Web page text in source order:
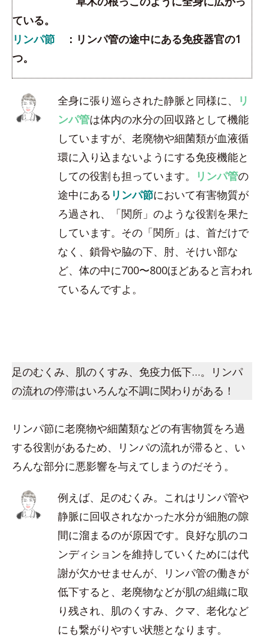
ている。
リンパ節 ：リンパ管の途中にある免疫器官の1
つ。
全身に張り巡らされた静脈と同様に、
リ
ンパ管は体内の水分の回収路として機能
していますが、老廃物や細菌類が血液循
環に入り込まないようにする免疫機能と
しての役割も担っています。
リンパ管の
途中にある リンパ節において有害物質が
ろ過され、「関所」のような役割を果た
しています。その「関所」は、首だけで
なく、鎖骨や脇の下、肘、そけい部な
ど、体の中に700〜800ほどあると言われ
ているんですよ。
足のむくみ、肌のくすみ、免疫力低下…。リンパ
の流れの停滞はいろんな不調に関わりがある！
リンパ節に老廃物や細菌類などの有害物質をろ過
する役割があるため、リンパの流れが滞ると、い
ろんな部分に悪影響を与えてしまうのだそう。
例えば、足のむくみ。これはリンパ管や
静脈に回収されなかった水分が細胞の隙
間に溜まるのが原因です。良好な肌のコ
ンディションを維持していくためには代
謝が欠かせませんが、リンパ管の働きが
低下すると、老廃物などが肌の組織に取
り残され、肌のくすみ、クマ、老化など
にも繋がりやすい状態となります。